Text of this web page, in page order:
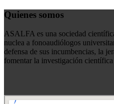
Quienes somos
ASALFA es una sociedad
nuclea a fonoaudiólogos
defensa de sus incumbencias, la
fomentar la investigación científica